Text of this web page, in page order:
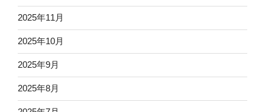
2025年11月
2025年10月
2025年9月
2025年8月